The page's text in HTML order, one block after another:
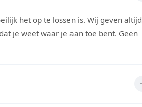
het op te lossen is. Wij geven altijd
je weet waar je aan toe bent. Geen